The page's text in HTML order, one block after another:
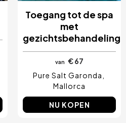
Toegang tot de spa
met
gezichtsbehandeling
van
€ 67
Pure Salt Garonda
Mallorca
NU KOPEN